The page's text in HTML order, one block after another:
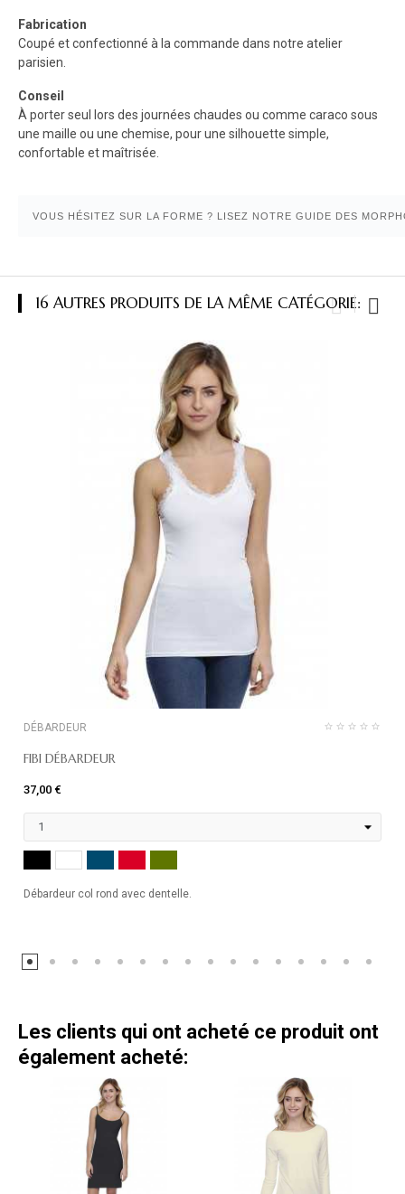
Fabrication
Coupé et confectionné à la commande dans notre atelier
parisien.
Conseil
À porter seul lors des journées chaudes ou comme caraco sous
une maille ou une chemise, pour une silhouette simple,
confortable et maîtrisée.
VOUS HÉSITEZ SUR LA FORME ? LISEZ NOTRE GUIDE DES
16 AUTRES PRODUITS DE LA MÊME CATÉGORIE:
DÉBARDEUR
FIBI DÉBARDEUR
37,00 €
Débardeur col rond avec dentelle.
Les clients qui ont acheté ce produit ont
également acheté: